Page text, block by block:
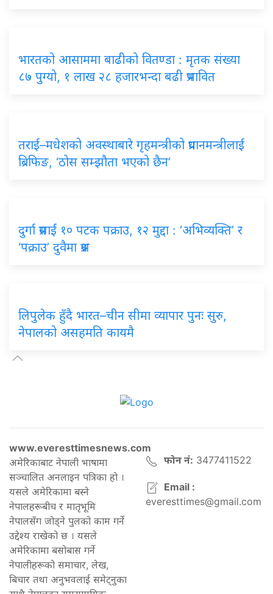
भारतको आसाममा बाढीको वितण्डा : मृतक संख्या
८७ पुग्यो, १ लाख २८ हजारभन्दा बढी प्रभावित
तराई–मधेशको अवस्थाबारे गृहमन्त्रीको प्रधानमन्त्रीलाई
ब्रिफिङ, ‘ठोस सम्झौता भएको छैन’
दुर्गा प्रसाईं १० पटक पक्राउ, १२ मुद्दा : ‘अभिव्यक्ति’ र
‘पक्राउ’ दुवैमा प्रश्न
लिपुलेक हुँदै भारत–चीन सीमा व्यापार पुनः सुरु,
नेपालको असहमति कायमै
www.everesttimesnews.com
अमेरिकाबाट नेपाली भाषामा
सञ्चालित अनलाइन पत्रिका हो ।
यसले अमेरिकामा बस्ने
नेपालहरूबीच र मातृभूमि
नेपालसँग जोड्ने पुलको काम गर्ने
उद्देश्य राखेको छ । यसले
अमेरिकामा बसोबास गर्ने
नेपालीहरूको समाचार, लेख,
बिचार तथा अनुभवलाई समेट्नुका
फोन नं: 3477411522
Email :
everesttimes@gmail.com